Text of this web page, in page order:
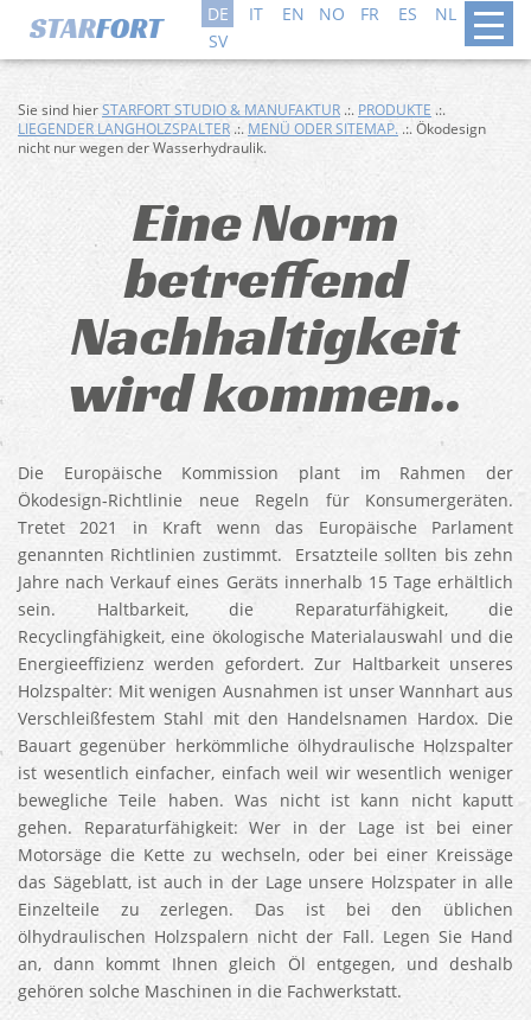
DE IT EN NO FR ES NL
DA
SV
Sie sind hierSTARFORT STUDIO & MANUFAKTUR .:. PRODUKTE .:.
LIEGENDER LANGHOLZSPALTER .:. MENÜ ODER SITEMAP. .:. Ökodesign
nicht nur wegen der Wasserhydraulik.
Eine Norm
betreffend
Nachhaltigkeit
wird kommen..
Die Europäische Kommission plant im Rahmen der
Ökodesign-Richtlinie neue Regeln für Konsumergeräten.
Tretet 2021 in Kraft wenn das Europäische Parlament
genannten Richtlinien zustimmt. Ersatzteile sollten bis zehn
Jahre nach Verkauf eines Geräts innerhalb 15 Tage erhältlich
sein. Haltbarkeit, die Reparaturfähigkeit, die
Recyclingfähigkeit, eine ökologische Materialauswahl und die
Energieeffizienz werden gefordert. Zur Haltbarkeit unseres
Holzspalter: Mit wenigen Ausnahmen ist unser Wannhart aus
Verschleißfestem Stahl mit den Handelsnamen Hardox. Die
Bauart gegenüber herkömmliche ölhydraulische Holzspalter
ist wesentlich einfacher, einfach weil wir wesentlich weniger
bewegliche Teile haben. Was nicht ist kann nicht kaputt
gehen. Reparaturfähigkeit: Wer in der Lage ist bei einer
Motorsäge die Kette zu wechseln, oder bei einer Kreissäge
das Sägeblatt, ist auch in der Lage unsere Holzspater in alle
Einzelteile zu zerlegen. Das ist bei den üblichen
ölhydraulischen Holzspalern nicht der Fall. Legen Sie Hand
an, dann kommt Ihnen gleich Öl entgegen, und deshalb
gehören solche Maschinen in die Fachwerkstatt.